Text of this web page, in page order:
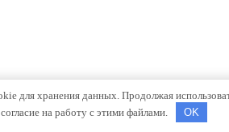
для хранения данных. Продолжая
на работу с этими файлами.
OK